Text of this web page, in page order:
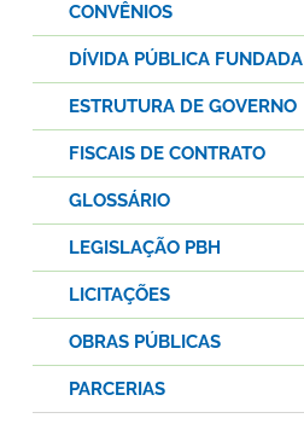
CONVÊNIOS
DÍVIDA PÚBLICA FUNDADA
ESTRUTURA DE GOVERNO
FISCAIS DE CONTRATO
GLOSSÁRIO
LEGISLAÇÃO PBH
LICITAÇÕES
OBRAS PÚBLICAS
PARCERIAS